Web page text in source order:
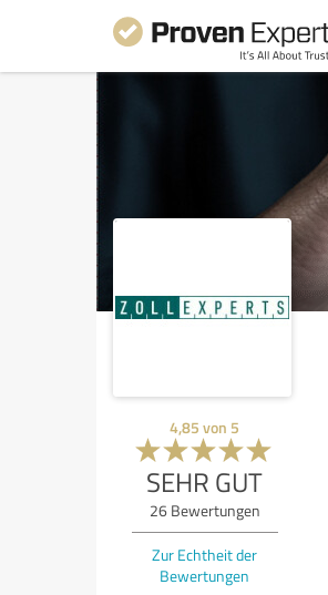
4,85 von 5
SEHR GUT
26Bewertungen
Zur Echtheit der
Bewertungen